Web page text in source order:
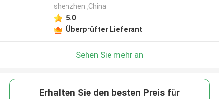
shenzhen ,China
5.0
Überprüfter Lieferant
Sehen Sie mehr an
Erhalten Sie den besten Preis für